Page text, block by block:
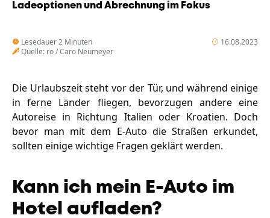
Ladeoptionen und Abrechnung im Fokus
Lesedauer 2 Minuten
Quelle: ro / Caro Neumeyer
16.08.2023
Die Urlaubszeit steht vor der Tür, und während einige
in ferne Länder fliegen, bevorzugen andere eine
Autoreise in Richtung Italien oder Kroatien. Doch
bevor man mit dem E-Auto die Straßen erkundet,
sollten einige wichtige Fragen geklärt werden.
Kann ich mein E-Auto im
Hotel aufladen?